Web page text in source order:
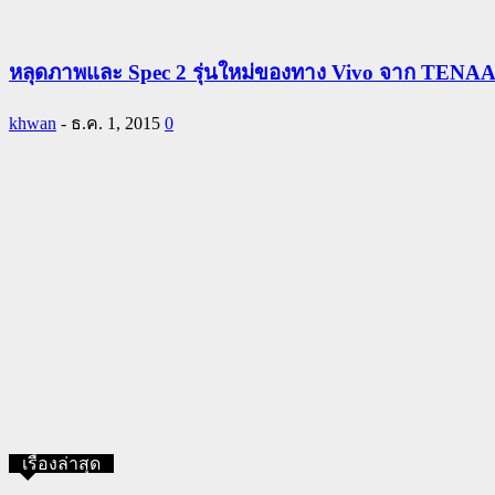
หลุดภาพและ Spec 2 รุ่นใหม่ของทาง Vivo จาก TENAA
khwan - ธ.ค. 1, 2015 0
เรื่องล่าสุด